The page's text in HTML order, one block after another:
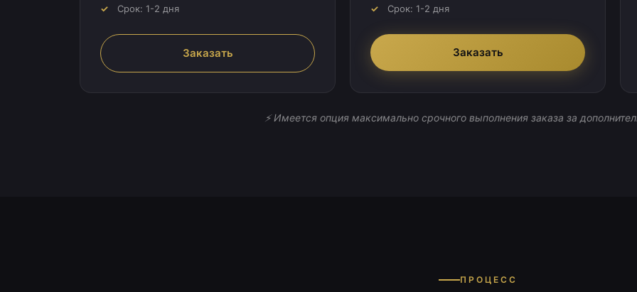
Срок: 1-2 дня
Заказать
Срок: 1-2 дня
Заказать
⚡ Имеется опция максимально срочного выполнения заказа за
ПРОЦЕСС